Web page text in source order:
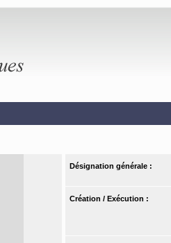
Désignation générale :
Création / Exécution :